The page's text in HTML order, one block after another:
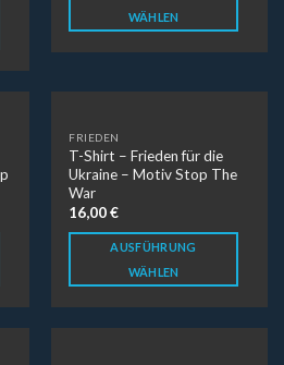
WÄHLEN
FRIEDEN
T-Shirt – Frieden für die
Ukraine – Motiv Stop The
War
16,00€
AUSFÜHRUNG
WÄHLEN